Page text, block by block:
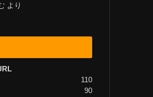
より
110
90